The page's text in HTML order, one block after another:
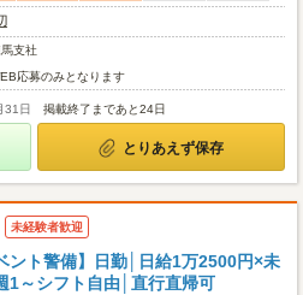
支社
応募のみとなります
31日 掲載終了まであと24日
とりあえず保存
未経験者歓迎
ント警備】日勤│日給1万2500円×未
1～シフト自由│直行直帰可